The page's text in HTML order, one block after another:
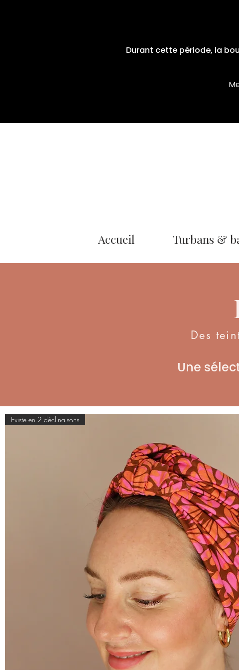
Durant cette période, la
Accueil Turbans &
Des
Une
Existe en 2 déclinaisons